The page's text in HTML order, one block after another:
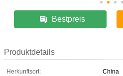
Bestpreis
Produktdetails
Herkunftsort:
China